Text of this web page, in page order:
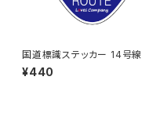
国道標識ステッカー 14号線
¥440